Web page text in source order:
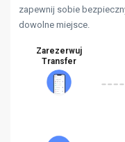
zapewnij sobie
dowolne miejsce.
Zarezerwuj
Transfer